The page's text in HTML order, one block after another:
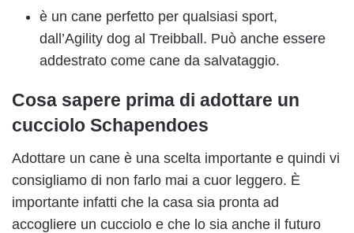
è un cane perfetto per qualsiasi sport,
dall’Agility dog al Treibball. Può anche essere
addestrato come cane da salvataggio.
Cosa sapere prima di adottare un
cucciolo Schapendoes
Adottare un cane è una scelta importante e quindi vi
consigliamo di non farlo mai a cuor leggero. È
importante infatti che la casa sia pronta ad
accogliere un cucciolo e che lo sia anche il futuro